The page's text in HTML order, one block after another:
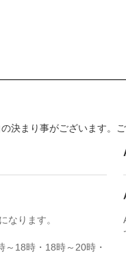
決まり事がございます。
なります。
18時・18時～20時・